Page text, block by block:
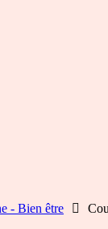
- Bien être